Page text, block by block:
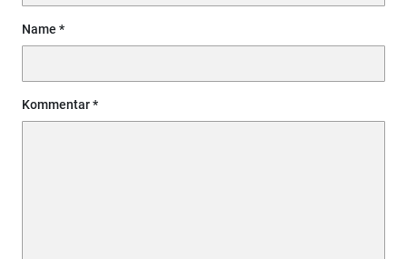
Name
Kommentar